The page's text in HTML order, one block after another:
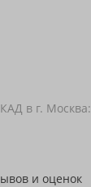
в г. Москва:
и оценок